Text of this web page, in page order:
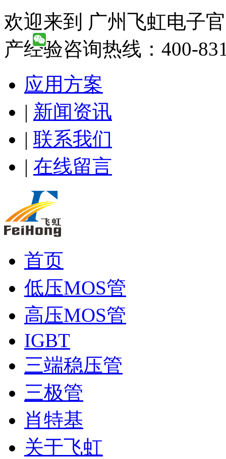
欢迎来到 广州飞虹电子
产经验咨询热线：400-
应用方案
| 新闻资讯
| 联系我们
| 在线留言
首页
低压MOS管
高压MOS管
IGBT
三端稳压管
三极管
肖特基
关于飞虹